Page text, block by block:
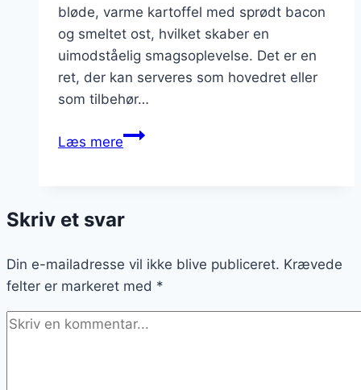
bløde, varme kartoffel med sprødt bacon
og smeltet ost, hvilket skaber en
uimodståelig smagsoplevelse. Det er en
ret, der kan serveres som hovedret eller
som tilbehør…
Læs mereBagt
og
Skriv et svar
Din e-mailadresse vil ikke blive publiceret. Krævede
felter er markeret med *